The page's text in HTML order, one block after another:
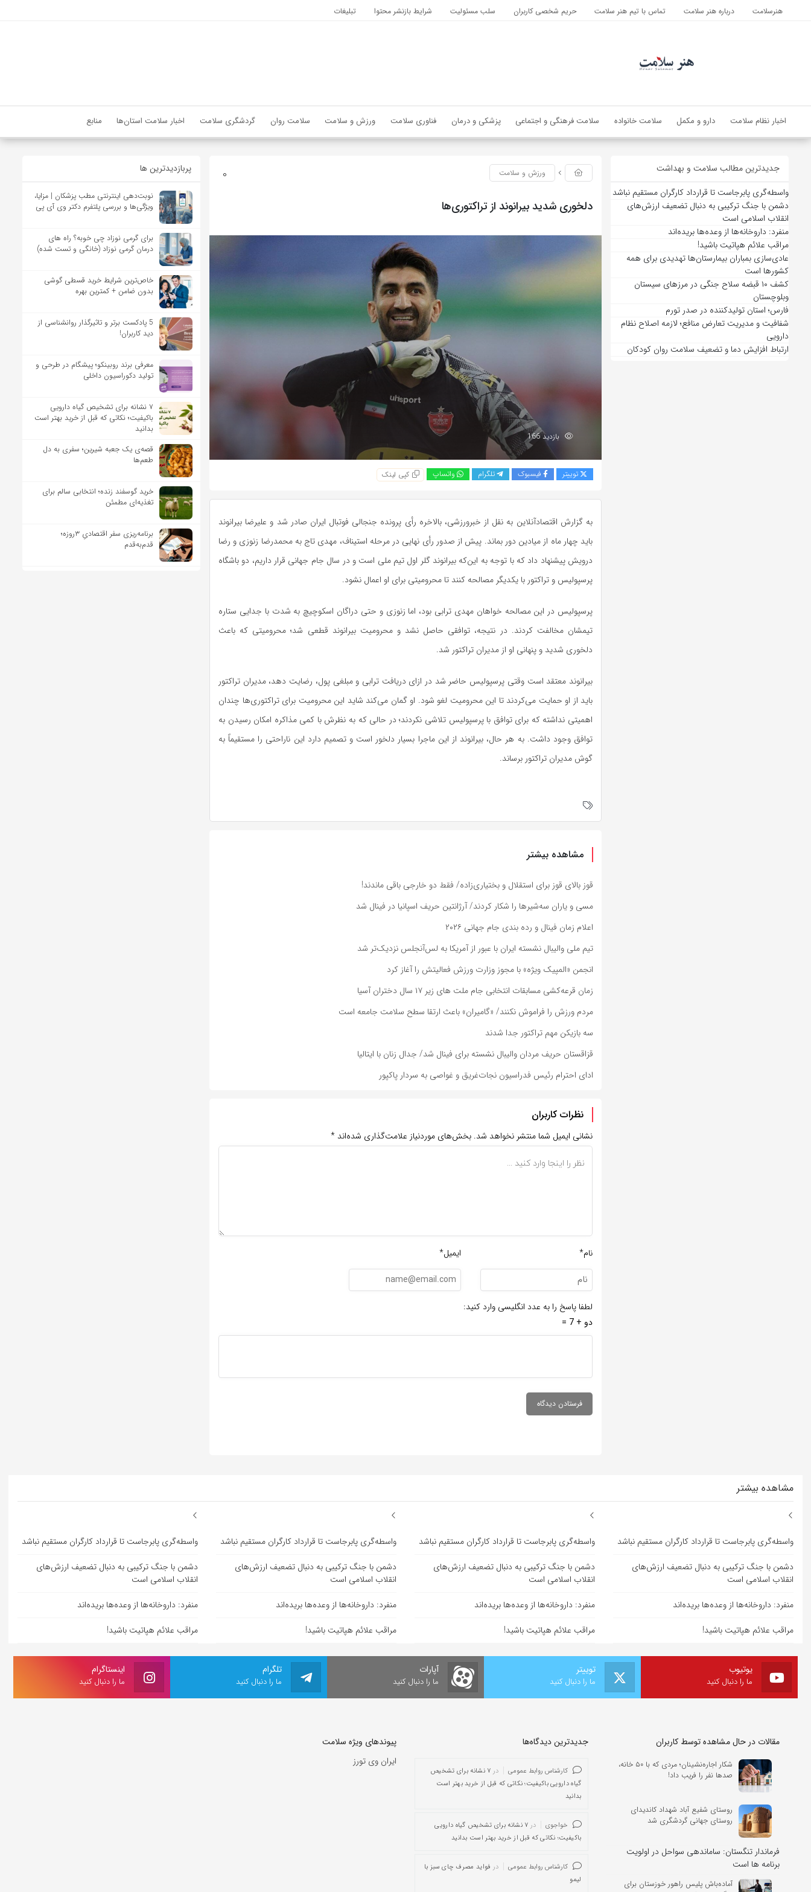
هنرسلامت درباره هنر سلامت تماس با تیم هنر سلامت حریم شخصی کاربران سلب مسئولیت شرایط بازنشر محتوا تبلیغات
اخبار نظام سلامت دارو و مکمل سلامت خانواده سلامت فرهنگی و اجتماعی پزشکی و درمان فناوری سلامت ورزش و سلامت سلامت روان گردشگری سلامت اخبار سلامت استان‌ها منابع
جدیدترین مطالب سلامت و بهداشت
واسطه‌گری پابرجاست تا قرارداد کارگران مستقیم نباشد
دشمن با جنگ ترکیبی به دنبال تضعیف ارزش‌های
انقلاب اسلامی است
منفرد: داروخانه‌ها از وعده‌ها بریده‌اند
مراقب علائم هپاتیت باشید!
عادی‌سازی بمباران بیمارستان‌ها تهدیدی برای همه
کشورها است
کشف ۱۰ قبضه سلاح جنگی در مرزهای سیستان
وبلوچستان
فارس؛ استان تولیدکننده در صدر تورم
شفافیت و مدیریت تعارض منافع؛ لازمه اصلاح نظام
دارویی
ارتباط افزایش دما و تضعیف سلامت روان کودکان
0 ورزش و سلامت
دلخوری شدید بیرانوند از تراکتوری‌ها
بازدید 166
توییتر فیسبوک تلگرام واتساپ کپی لینک
به گزارش اقتصادآنلاین به نقل از خبرورزشی، بالاخره رأی پرونده جنجالی فوتبال ایران صادر شد و علیرضا بیرانوند
باید چهار ماه از میادین دور بماند. پیش از صدور رأی نهایی در مرحله استیناف، مهدی تاج به محمدرضا زنوزی و رضا
درویش پیشنهاد داد که با توجه به این‌که بیرانوند گلر اول تیم ملی است و در سال جام جهانی قرار داریم، دو باشگاه
پرسپولیس و تراکتور با یکدیگر مصالحه کنند تا محرومیتی برای او اعمال نشود.
پرسپولیس در این مصالحه خواهان مهدی ترابی بود، اما زنوزی و حتی دراگان اسکوچیچ به شدت با جدایی ستاره
تیمشان مخالفت کردند. در نتیجه، توافقی حاصل نشد و محرومیت بیرانوند قطعی شد؛ محرومیتی که باعث
دلخوری شدید و پنهانی او از مدیران تراکتور شد.
بیرانوند معتقد است وقتی پرسپولیس حاضر شد در ازای دریافت ترابی و مبلغی پول، رضایت دهد، مدیران تراکتور
باید از او حمایت می‌کردند تا این محرومیت لغو شود. او گمان می‌کند شاید این محرومیت برای تراکتوری‌ها چندان
اهمیتی نداشته که برای توافق با پرسپولیس تلاشی نکردند؛ در حالی که به نظرش با کمی مذاکره امکان رسیدن به
توافق وجود داشت. به هر حال، بیرانوند از این ماجرا بسیار دلخور است و تصمیم دارد این ناراحتی را مستقیماً به
گوش مدیران تراکتور برساند.
مشاهده بیشتر
قوز بالای قوز برای استقلال و بختیاری‌زاده/ فقط دو خارجی باقی ماندند!
مسی و یاران سه‌شیرها را شکار کردند/ آرژانتین حریف اسپانیا در فینال شد
اعلام زمان فینال و رده بندی جام جهانی ۲۰۲۶
تیم ملی والیبال نشسته ایران با عبور از آمریکا به لس‌آنجلس نزدیک‌تر شد
انجمن «المپیک ویژه» با مجوز وزارت ورزش فعالیتش را آغاز کرد
زمان قرعه‌کشی مسابقات انتخابی جام ملت های زیر ۱۷ سال دختران آسیا
مردم ورزش را فراموش نکنند/ «گامیران» باعث ارتقا سطح سلامت جامعه است
سه بازیکن مهم تراکتور جدا شدند
قزاقستان حریف مردان والیبال نشسته برای فینال شد/ جدال زنان با ایتالیا
ادای احترام رئیس فدراسیون نجات‌غریق و غواصی به سردار پاکپور
نظرات کاربران
نشانی ایمیل شما منتشر نخواهد شد. بخش‌های موردنیاز علامت‌گذاری شده‌اند *
نام* ایمیل*
لطفا پاسخ را به عدد انگلیسی وارد کنید:
دو + 7 =
پربازدیدترین ها
نوبت‌دهی اینترنتی مطب پزشکان | مزایا،
ویژگی‌ها و بررسی پلتفرم دکتر وی آی پی
برای گرمی نوزاد چی خوبه؟ راه های
درمان گرمی نوزاد (خانگی و تست شده)
خاص‌ترین شرایط خرید قسطی گوشی
بدون ضامن + کمترین بهره
5 پادکست برتر و تاثیرگذار روانشناسی از
دید کاربران!
معرفی برند روبینکو؛ پیشگام در طرحی و
تولید دکوراسیون داخلی
۷ نشانه برای تشخیص گیاه دارویی
باکیفیت؛ نکاتی که قبل از خرید بهتر است
بدانید
قصه‌ی یک جعبه شیرین؛ سفری به دل
طعم‌ها
خرید گوسفند زنده؛ انتخابی سالم برای
تغذیه‌ای مطمئن
برنامه‌ریزی سفر اقتصادیِ ۳روزه؛
قدم‌به‌قدم
مشاهده بیشتر
واسطه‌گری پابرجاست تا قرارداد کارگران مستقیم نباشد
دشمن با جنگ ترکیبی به دنبال تضعیف ارزش‌های
انقلاب اسلامی است
منفرد: داروخانه‌ها از وعده‌ها بریده‌اند
مراقب علائم هپاتیت باشید!
واسطه‌گری پابرجاست تا قرارداد کارگران مستقیم نباشد
دشمن با جنگ ترکیبی به دنبال تضعیف ارزش‌های
انقلاب اسلامی است
منفرد: داروخانه‌ها از وعده‌ها بریده‌اند
مراقب علائم هپاتیت باشید!
واسطه‌گری پابرجاست تا قرارداد کارگران مستقیم نباشد
دشمن با جنگ ترکیبی به دنبال تضعیف ارزش‌های
انقلاب اسلامی است
منفرد: داروخانه‌ها از وعده‌ها بریده‌اند
مراقب علائم هپاتیت باشید!
واسطه‌گری پابرجاست تا قرارداد کارگران مستقیم نباشد
دشمن با جنگ ترکیبی به دنبال تضعیف ارزش‌های
انقلاب اسلامی است
منفرد: داروخانه‌ها از وعده‌ها بریده‌اند
مراقب علائم هپاتیت باشید!
اینستاگرام
ما را دنبال کنید
تلگرام
ما را دنبال کنید
آپارات
ما را دنبال کنید
توییتر
ما را دنبال کنید
یوتیوب
ما را دنبال کنید
مقالات در حال مشاهده توسط کاربران
شکار اجاره‌نشینان؛ مردی که با ۵۰ خانه،
صدها نفر را فریب داد!
روستای شفیع آباد شهداد کاندیدای
روستای جهانی گردشگری شد
فرماندار تنگستان: ساماندهی سواحل در اولویت
برنامه ها است
آماده‌باش پلیس راهور خوزستان برای
جدیدترین دیدگاه‌‌ها
کارشناس روابط عمومی در
۷ نشانه برای تشخیص
گیاه دارویی باکیفیت؛ نکاتی که قبل از خرید بهتر است
بدانید
خواجوی در
۷ نشانه برای تشخیص گیاه دارویی
باکیفیت؛ نکاتی که قبل از خرید بهتر است بدانید
کارشناس روابط عمومی در فواید مصرف چای سبز با
لیمو
پیوندهای ویژه سلامت
ایران وی تورز